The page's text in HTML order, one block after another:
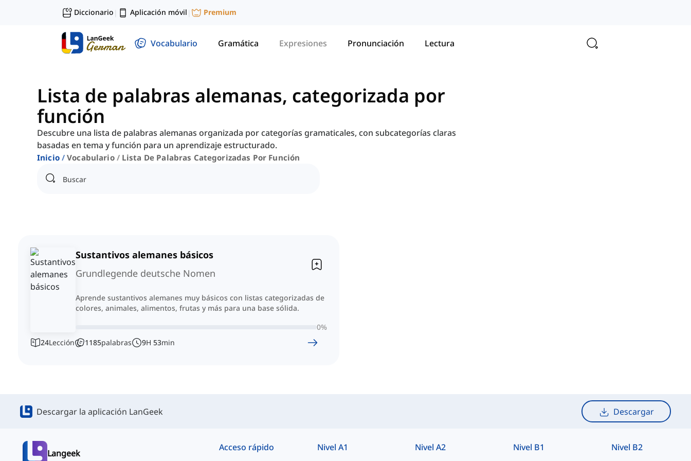
Diccionario | Aplicación móvil | Premium
Vocabulario Gramática Expresiones Pronunciación Lectura
Lista de palabras alemanas, categorizada por
función
Descubre una lista de palabras alemanas organizada por categorías gramaticales, con subcategorías claras
basadas en tema y función para un aprendizaje estructurado.
Inicio Vocabulario Lista De Palabras Categorizadas Por Función
Sustantivos alemanes básicos
Grundlegende deutsche Nomen
Aprende sustantivos alemanes muy básicos con listas categorizadas de
colores, animales, alimentos, frutas y más para una base sólida.
0%
24Lección 1185palabras 9H 53min
Descargar la aplicación LanGeek Descargar
Langeek
Acceso rápido Nivel A1 Nivel A2 Nivel B1 Nivel B2